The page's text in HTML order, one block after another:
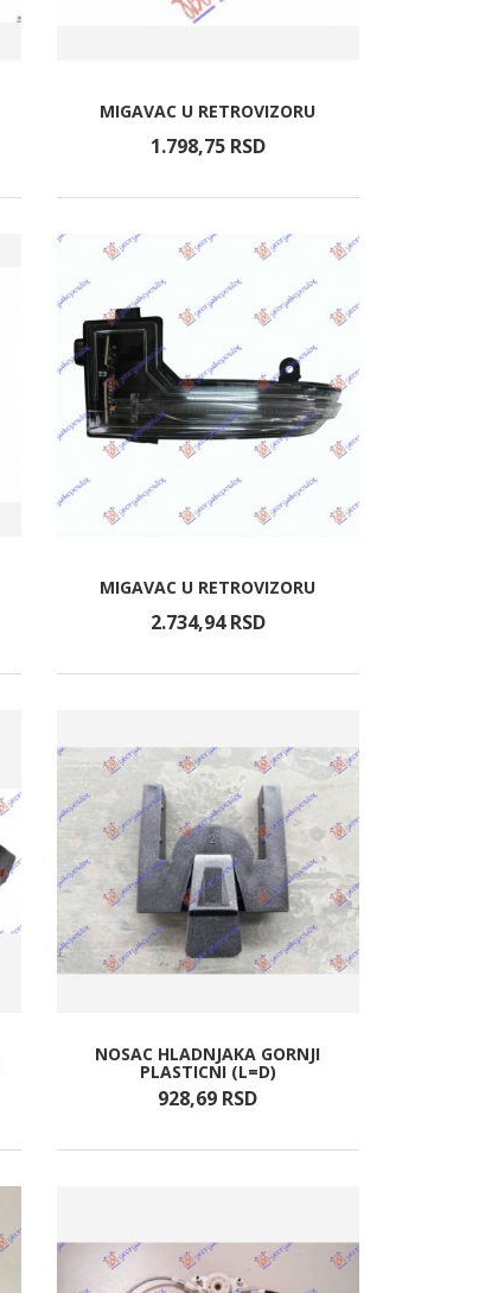
MIGAVAC U RETROVIZORU
1.798,75 RSD
MIGAVAC U RETROVIZORU
2.734,94 RSD
NOSAC HLADNJAKA GORNJI
PLASTICNI (L=D)
928,69 RSD